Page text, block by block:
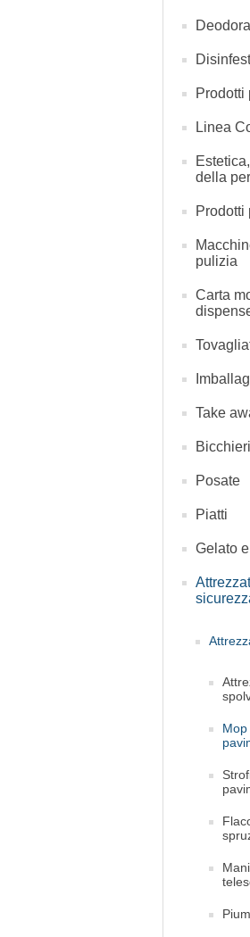
Prodotti
Linea
della
Prodotti
pulizia
Carta
Take
Posate
Piatti
Gelato